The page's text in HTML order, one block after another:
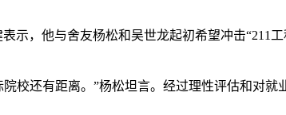
，他与舍友杨松和吴世龙起初希望冲击“211
还有距离。”杨松坦言。经过理性评估和对就